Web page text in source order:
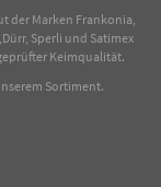
der Marken Frankonia,
Sperli und Satimex
Keimqualität.
Sortiment.